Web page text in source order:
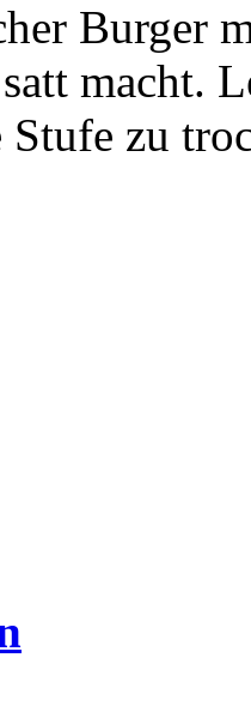
Burger
macht.
zu